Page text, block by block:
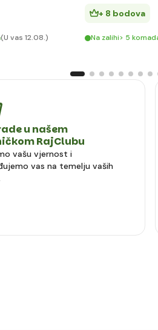
(U vas 12.08.)
+ 8 bodova
Na zalihi> 5
u našem
RajClubu
vašu vjernost i
vas na temelju vaših